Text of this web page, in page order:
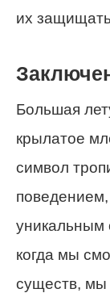
их
Большая
крылатое
символ
уникальным
когда мы
существ, мы